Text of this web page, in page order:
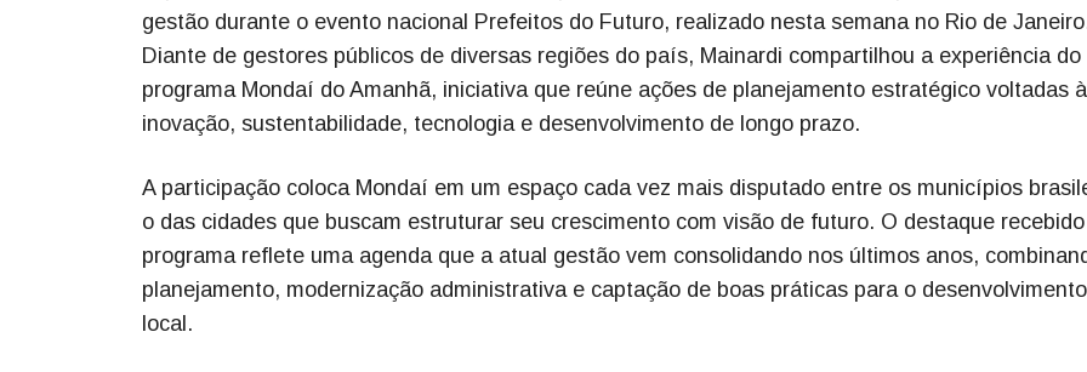
gestão durante o evento nacional Prefeitos do Futuro, realizado nesta semana no Rio de
Diante de gestores públicos de diversas regiões do país, Mainardi compartilhou a experiência do
programa Mondaí do Amanhã, iniciativa que reúne ações de planejamento estratégico voltadas à
inovação, sustentabilidade, tecnologia e desenvolvimento de longo prazo.
A participação coloca Mondaí em um espaço cada vez mais disputado entre os municípios
o das cidades que buscam estruturar seu crescimento com visão de futuro. O destaque
programa reflete uma agenda que a atual gestão vem consolidando nos últimos anos,
planejamento, modernização administrativa e captação de boas práticas para o desenvolvimento
local.